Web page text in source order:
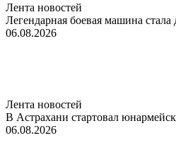
Лента новостей
Легендарная боевая машина
06.08.2026
Лента новостей
В Астрахани стартовал
06.08.2026